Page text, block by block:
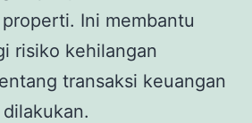
Ini membantu
risiko kehilangan
transaksi keuangan